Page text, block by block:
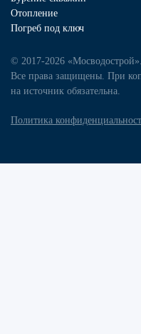
Отопление
Погреб под ключ
© 2017-2026 «Мосводострой».
Все права защищены. При
на источник обязательна.
Политика